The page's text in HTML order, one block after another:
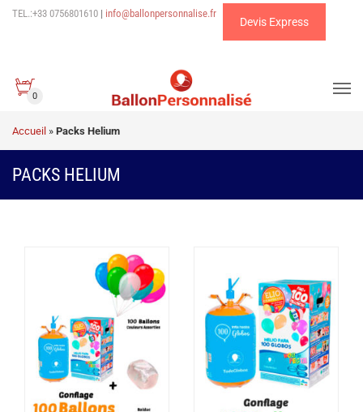
TEL.:+33 0756801610 | info@ballonpersonnalise.fr
Devis Express
0
Accueil » Packs Helium
PACKS HELIUM